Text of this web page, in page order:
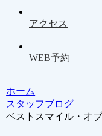
アクセス
WEB予約
ホーム
スタッフブログ
ベストスマイル・オ